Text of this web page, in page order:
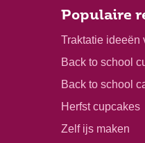
Populaire
Traktatie ideeën
Back to school
Back to school
Herfst cupcakes
Zelf ijs maken